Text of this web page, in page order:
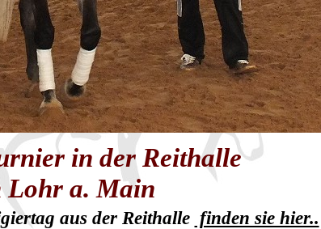
in der Reithalle
Lohr a. Main
aus der Reithalle finden sie hier..